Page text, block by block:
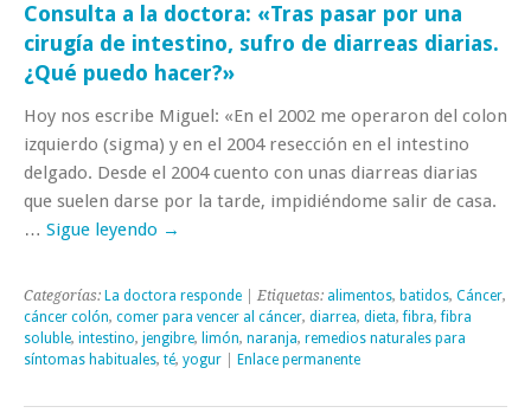
Consulta a la doctora: «Tras pasar por una
cirugía de intestino, sufro de diarreas diarias.
¿Qué puedo hacer?»
Hoy nos escribe Miguel: «En el 2002 me operaron del colon
izquierdo (sigma) y en el 2004 resección en el intestino
delgado. Desde el 2004 cuento con unas diarreas diarias
que suelen darse por la tarde, impidiéndome salir de casa.
… Sigue leyendo →
Categorías: La doctora responde | Etiquetas: alimentos, batidos, Cáncer,
cáncer colón, comer para vencer al cáncer, diarrea, dieta,fibra,fibra
soluble, intestino, jengibre, limón, naranja, remedios naturales para
síntomas habituales, té, yogur Enlace permanente